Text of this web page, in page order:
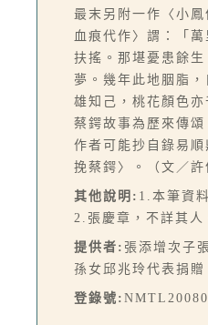
最末另附一作〈小
血痕代作〉謂：「
扶搖。那堪憂患餘
夢。幾年此地胭脂
雄知己，桃花顏色亦
蔡鍔故事為歷來傳頌
作者可能抄自錄易
挽蔡鍔〉。（文／許
其他說明: 1.本筆資
2.張慶章，不詳其人
提供者: 張添增次子
孫女邱兆玲代表捐贈
登錄號: